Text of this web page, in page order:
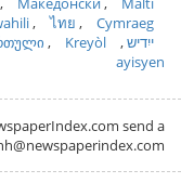
ไทย
Cymraeg
ייִדיש
Kreyòl
ayisyen
send a